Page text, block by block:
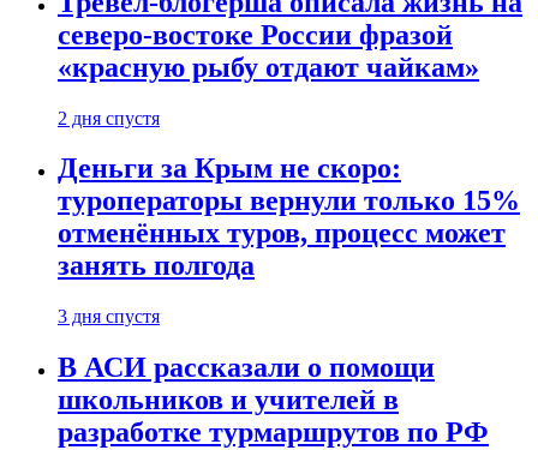
северо-востоке России фразой
«красную рыбу отдают чайкам»
2 дня спустя
Деньги за Крым не скоро:
туроператоры вернули только 15%
отменённых туров, процесс может
занять полгода
3 дня спустя
В АСИ рассказали о помощи
школьников и учителей в
разработке турмаршрутов по РФ